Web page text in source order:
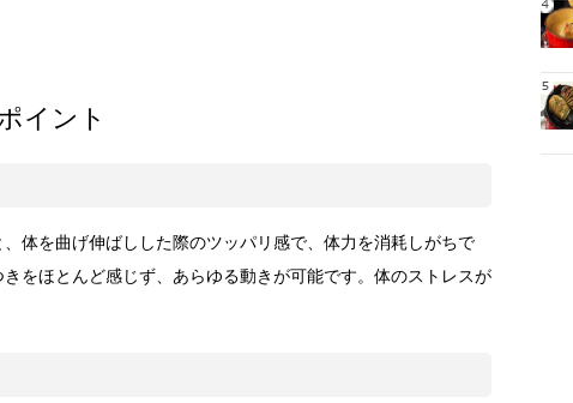
イント
体を曲げ伸ばしした際のツッパリ感で、体力を消耗しがちで
をほとんど感じず、あらゆる動きが可能です。体のストレスが
4
位
5
位